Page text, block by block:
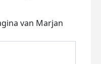
van Marjan